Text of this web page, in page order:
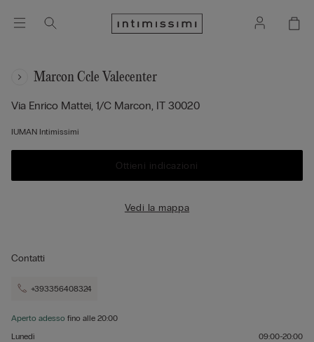
Marcon Ccle Valecenter
Via Enrico Mattei, 1/c Marcon, IT 30020
IUMAN Intimissimi
Ottieni indicazioni
Vedi la mappa
Contatti
+393356408324
Aperto adesso fino alle 20:00
Lunedì
09:00-20:00